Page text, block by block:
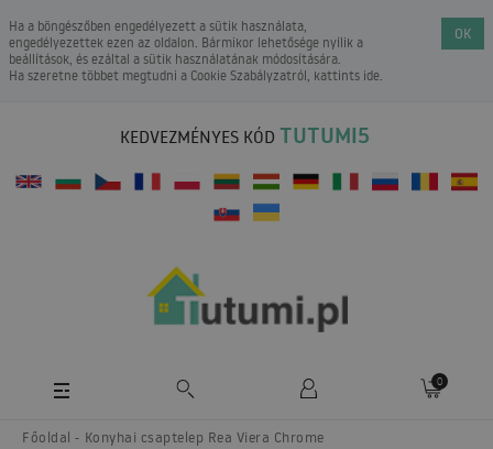
Ha a böngészőben engedélyezett a sütik használata,
engedélyezettek ezen az oldalon. Bármikor lehetősége nyílik a
beállítások, és ezáltal a sütik használatának módosítására.
Ha szeretne többet megtudni a Cookie Szabályzatról, kattints ide.
OK
KEDVEZMÉNYES KÓD TUTUMI5
0
Főoldal Konyhai csaptelep Rea Viera Chrome